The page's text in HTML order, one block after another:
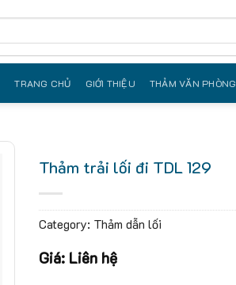
TRANG CHỦ GIỚI THIỆU THẢM VĂN PHÒNG
Thảm trải lối đi TDL 129
Category: Thảm dẫn lối
Giá: Liên hệ